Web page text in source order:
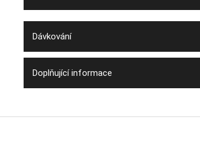
Dávkování
Doplňující informace